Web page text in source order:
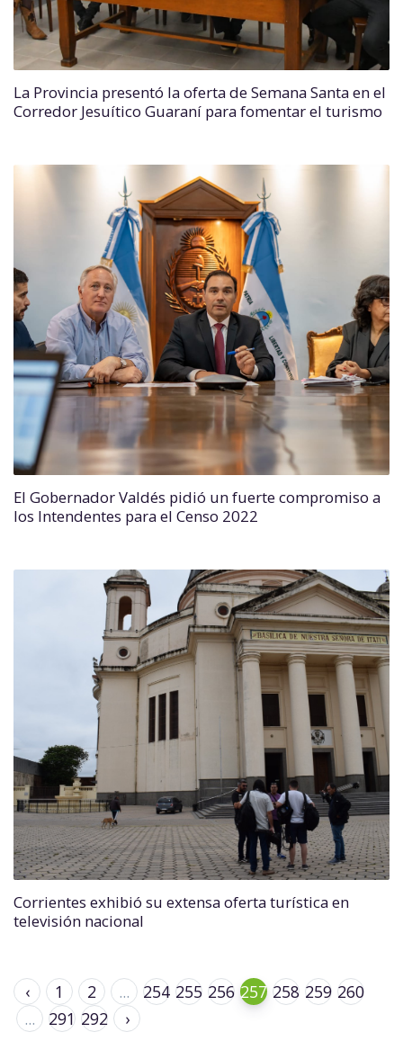
La Provincia presentó la oferta de Semana Santa en el
Corredor Jesuítico Guaraní para fomentar el turismo
El Gobernador Valdés pidió un fuerte compromiso a
los Intendentes para el Censo 2022
Corrientes exhibió su extensa oferta turística en
televisión nacional
‹ 1 2 ... 254 255 256 257 258 259 260
...
291 292 ›